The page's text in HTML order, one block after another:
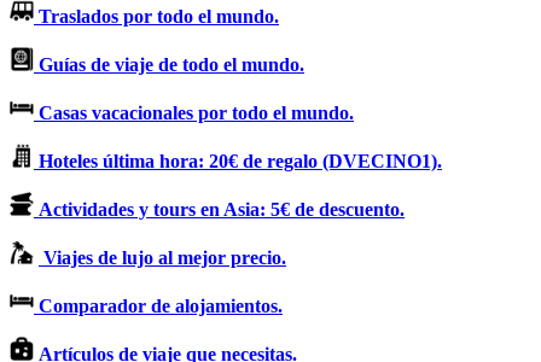
Traslados por todo el mundo.
Guías de viaje de todo el mundo.
Casas vacacionales por todo el mundo.
Hoteles última hora: 20€ de regalo (DVECINO1).
Actividades y tours en Asia: 5€ de descuento.
Viajes de lujo al mejor precio.
Comparador de alojamientos.
Artículos de viaje que necesitas.